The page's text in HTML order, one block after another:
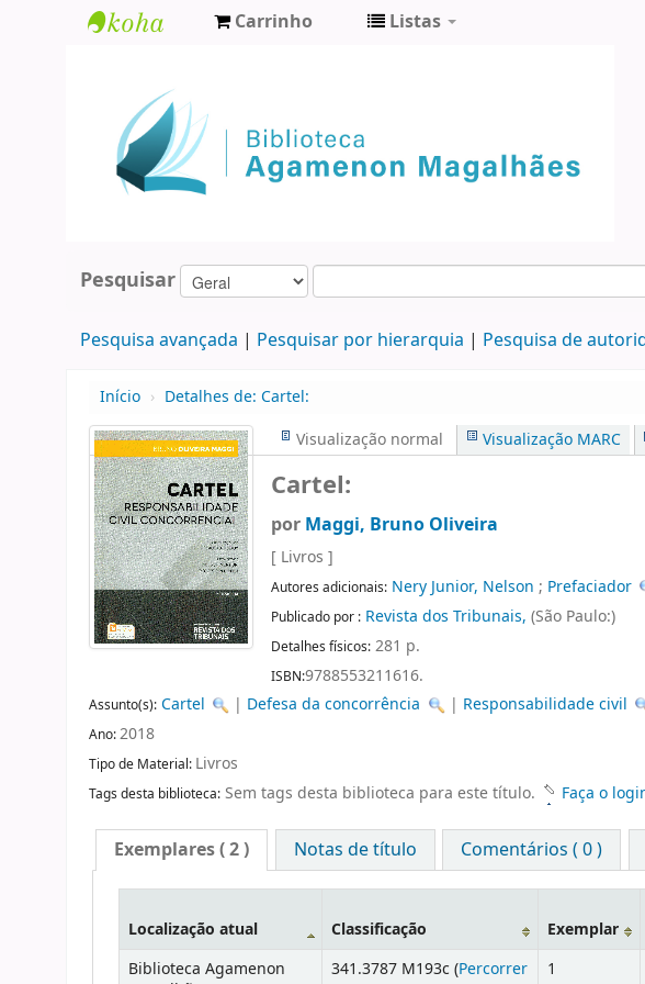
Agamenon
Magalhães
Carrinho Listas
Pesquisar
Pesquisa avançada Pesquisar por hierarquia Pesquisa de
Início › Detalhes de: Cartel:
Visualização normal
Visualização MARC
Cartel:
por Maggi, Bruno Oliveira
[ Livros ]
Autores adicionais: Nery Junior, Nelson ; Prefaciador
Publicado por : Revista dos Tribunais, (São Paulo:)
Detalhes físicos: 281 p.
ISBN:9788553211616.
Assunto(s): Cartel | Defesa da concorrência | Responsabilidade civil
Ano:2018
Tipo de Material: Livros
Tags desta biblioteca: Sem tags desta biblioteca para este título. Faça o
Exemplares( 2 ) Notas de título Comentários ( 0 )
Localização atual Classificação Exemplar
Biblioteca Agamenon
341.3787 M193c (Percorrer
1